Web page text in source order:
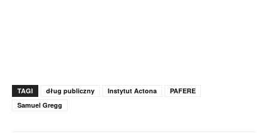
TAGI dług publiczny Instytut Actona
PAFERE
Samuel Gregg